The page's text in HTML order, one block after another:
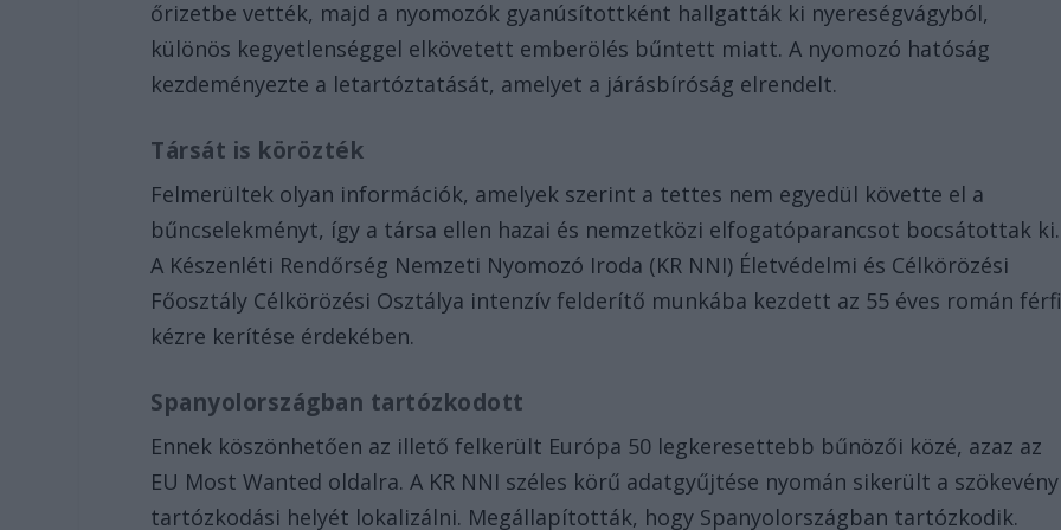
őrizetbe vették, majd a nyomozók gyanúsítottként hallgatták ki nyereségvágyból,
különös kegyetlenséggel elkövetett emberölés bűntett miatt. A nyomozó hatóság
kezdeményezte a letartóztatását, amelyet a járásbíróság elrendelt.
Társát is körözték
Felmerültek olyan információk, amelyek szerint a tettes nem egyedül követte el a
bűncselekményt, így a társa ellen hazai és nemzetközi elfogatóparancsot bocsátottak ki.
A Készenléti Rendőrség Nemzeti Nyomozó Iroda (KR NNI) Életvédelmi és Célkörözési
Főosztály Célkörözési Osztálya intenzív felderítő munkába kezdett az 55 éves román férfi
kézre kerítése érdekében.
Spanyolországban tartózkodott
Ennek köszönhetően az illető felkerült Európa 50 legkeresettebb bűnözői közé, azaz az
EU Most Wanted oldalra. A KR NNI széles körű adatgyűjtése nyomán sikerült a szökevény
tartózkodási helyét lokalizálni. Megállapították, hogy Spanyolországban tartózkodik.